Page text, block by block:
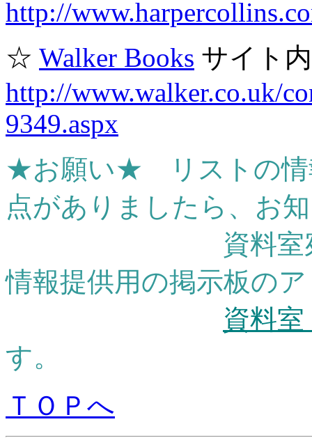
http://
☆ Walker Books サイト
http://www.walker.co.uk/
9349.aspx
★お願い★ リストの情
点がありましたら、お
資料室宛ての
情報提供用の掲示板の
資料
す。
ＴＯＰへ